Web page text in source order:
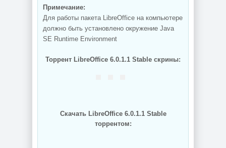
Примечание:
Для работы пакета LibreOffice на компьютере
должно быть установлено окружение Java
SE Runtime Environment
Торрент LibreOffice 6.0.1.1 Stable скрины:
Скачать LibreOffice 6.0.1.1 Stable
торрентом: